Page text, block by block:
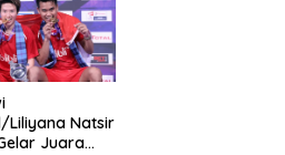
Liliyana Natsir
Juara